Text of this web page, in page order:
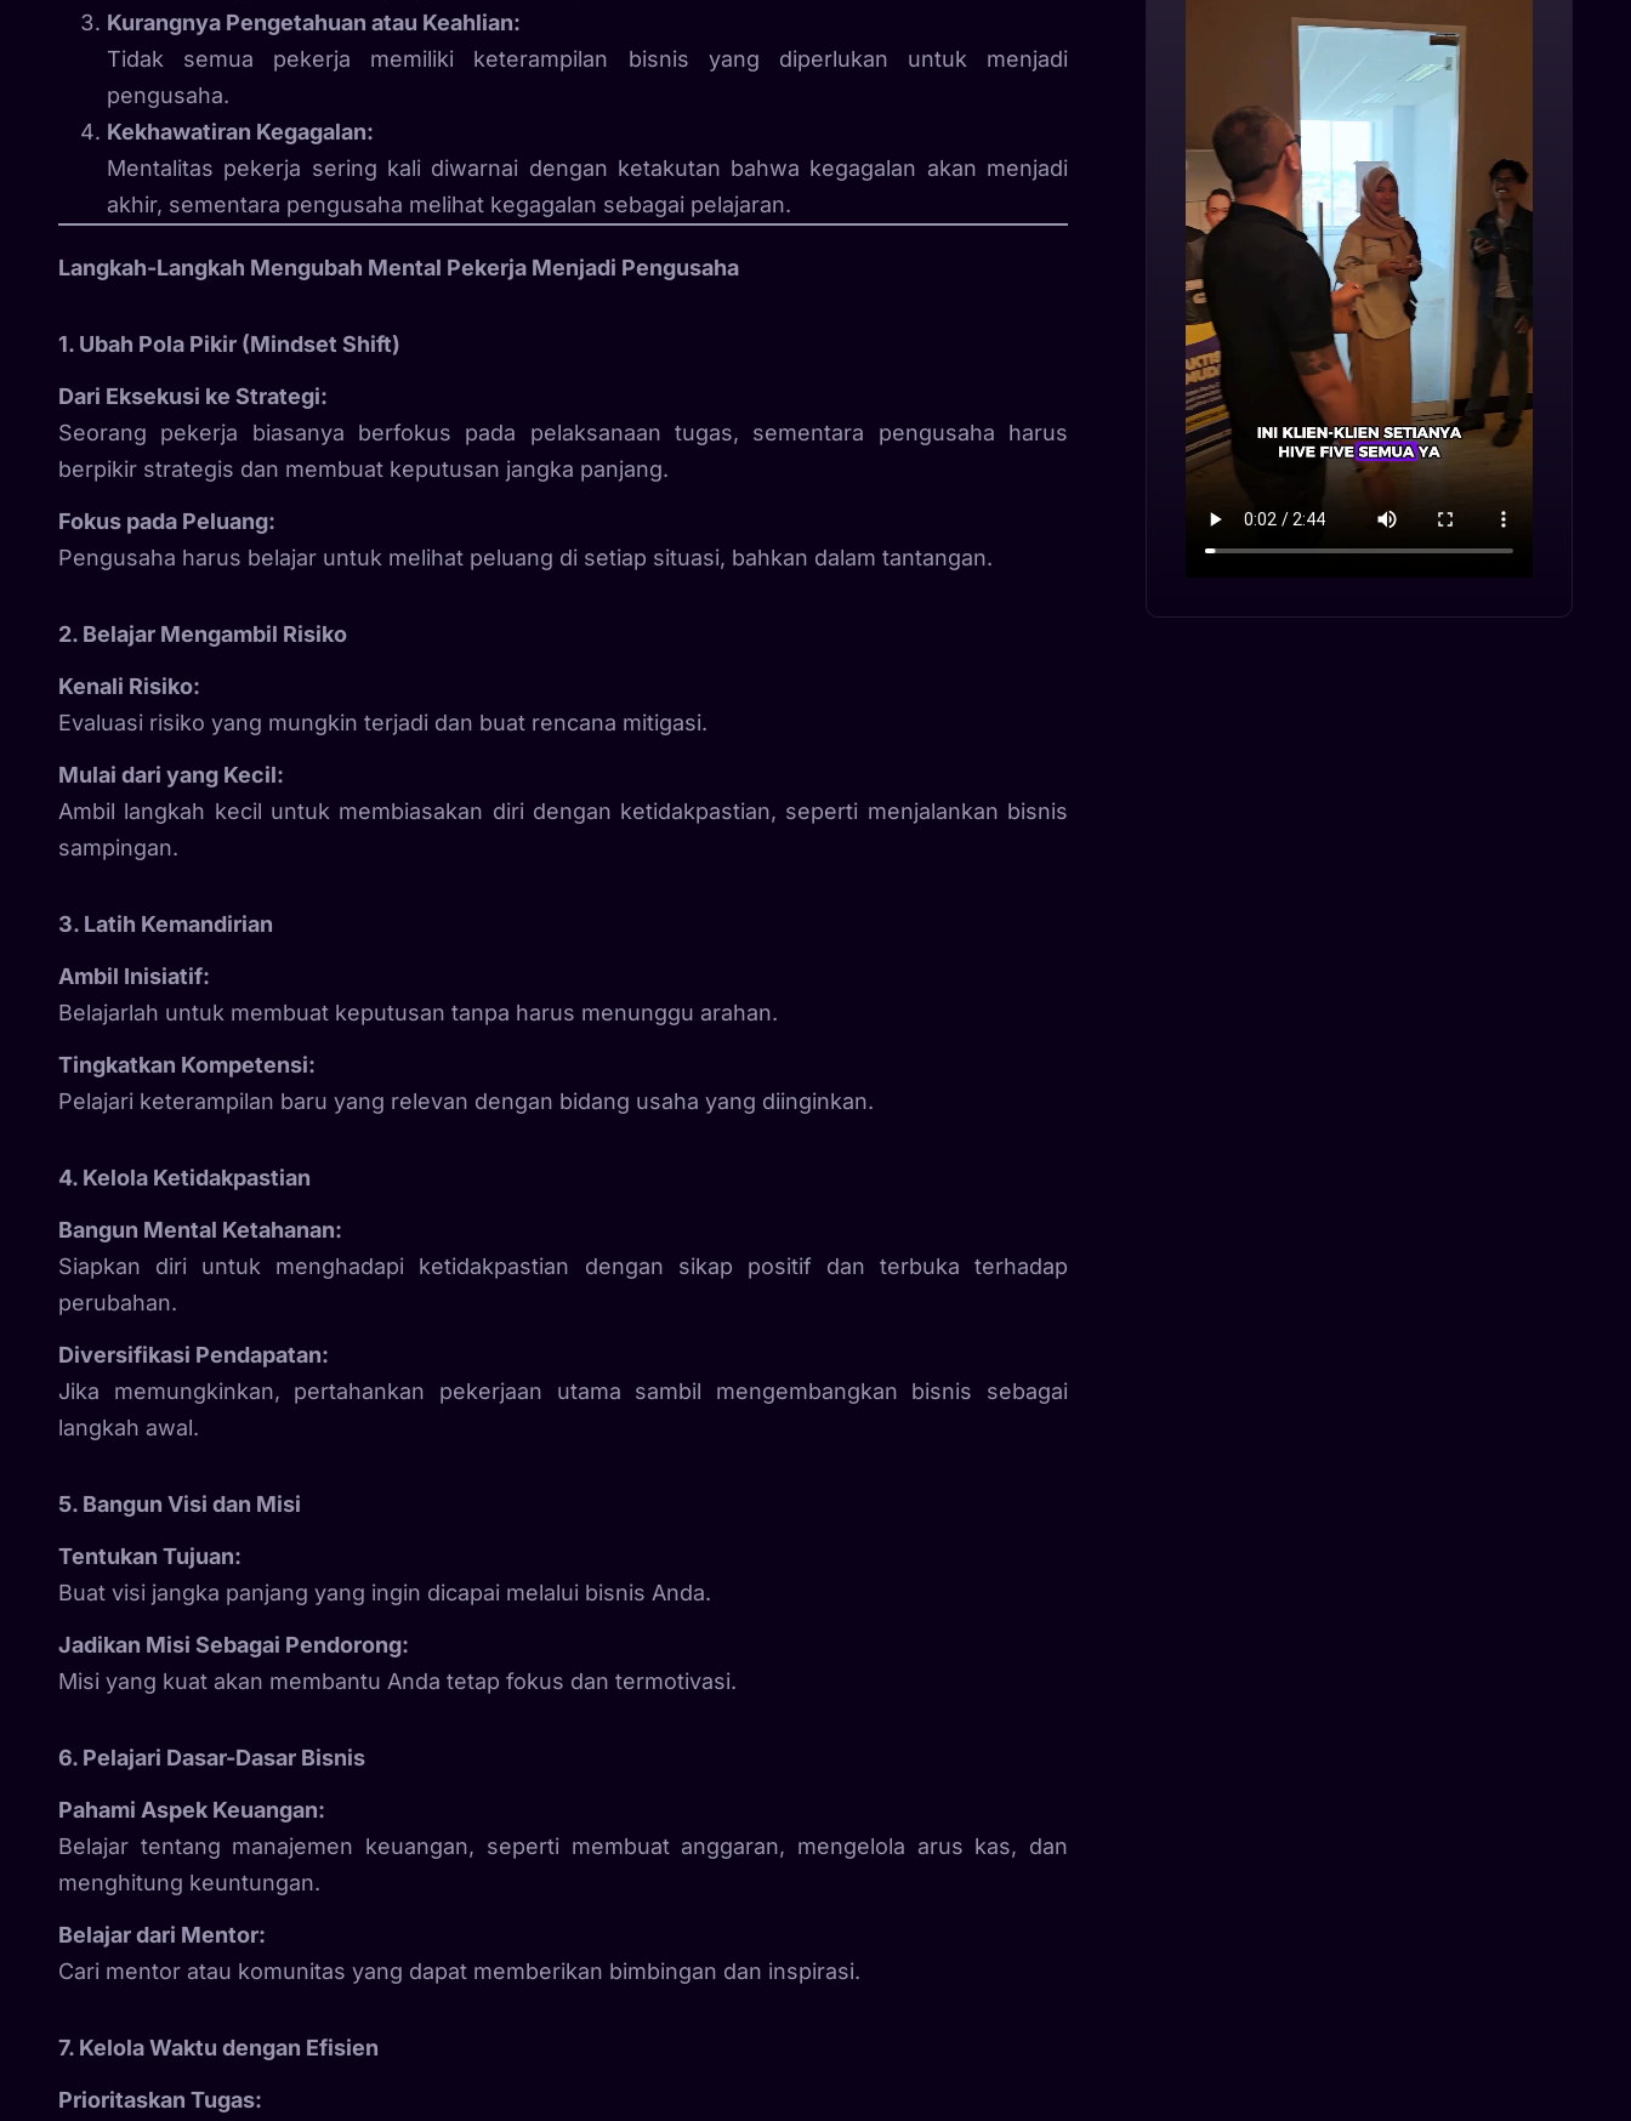
Kurangnya Pengetahuan atau Keahlian:
Tidak semua pekerja memiliki keterampilan bisnis yang diperlukan untuk menjadi
pengusaha.
Kekhawatiran Kegagalan:
Mentalitas pekerja sering kali diwarnai dengan ketakutan bahwa kegagalan akan menjadi
akhir, sementara pengusaha melihat kegagalan sebagai pelajaran.
Langkah-Langkah Mengubah Mental Pekerja Menjadi Pengusaha
1. Ubah Pola Pikir (Mindset Shift)
Dari Eksekusi ke Strategi:
Seorang pekerja biasanya berfokus pada pelaksanaan tugas, sementara pengusaha harus
berpikir strategis dan membuat keputusan jangka panjang.
Fokus pada Peluang:
Pengusaha harus belajar untuk melihat peluang di setiap situasi, bahkan dalam tantangan.
2. Belajar Mengambil Risiko
Kenali Risiko:
Evaluasi risiko yang mungkin terjadi dan buat rencana mitigasi.
Mulai dari yang Kecil:
Ambil langkah kecil untuk membiasakan diri dengan ketidakpastian, seperti menjalankan bisnis
sampingan.
3. Latih Kemandirian
Ambil Inisiatif:
Belajarlah untuk membuat keputusan tanpa harus menunggu arahan.
Tingkatkan Kompetensi:
Pelajari keterampilan baru yang relevan dengan bidang usaha yang diinginkan.
4. Kelola Ketidakpastian
Bangun Mental Ketahanan:
Siapkan diri untuk menghadapi ketidakpastian dengan sikap positif dan terbuka terhadap
perubahan.
Diversifikasi Pendapatan:
Jika memungkinkan, pertahankan pekerjaan utama sambil mengembangkan bisnis sebagai
langkah awal.
5. Bangun Visi dan Misi
Tentukan Tujuan:
Buat visi jangka panjang yang ingin dicapai melalui bisnis Anda.
Jadikan Misi Sebagai Pendorong:
Misi yang kuat akan membantu Anda tetap fokus dan termotivasi.
6. Pelajari Dasar-Dasar Bisnis
Pahami Aspek Keuangan:
Belajar tentang manajemen keuangan, seperti membuat anggaran, mengelola arus kas, dan
menghitung keuntungan.
Belajar dari Mentor:
Cari mentor atau komunitas yang dapat memberikan bimbingan dan inspirasi.
7. Kelola Waktu dengan Efisien
Prioritaskan Tugas: